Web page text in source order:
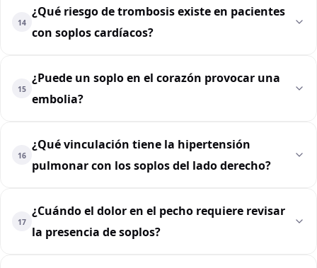
14
¿Qué riesgo de trombosis existe en pacientes
con soplos cardíacos?
15
¿Puede un soplo en el corazón provocar una
embolia?
16
¿Qué vinculación tiene la hipertensión
pulmonar con los soplos del lado derecho?
17
¿Cuándo el dolor en el pecho requiere revisar
la presencia de soplos?